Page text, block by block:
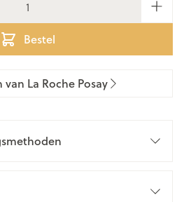
Bestel
La Roche Posay